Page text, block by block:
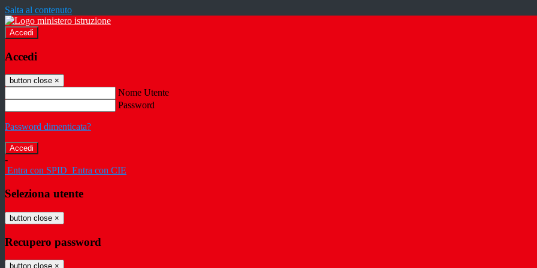
Salta al contenuto
Accedi
Accedi
button close ×
Nome Utente
Password
Password dimenticata?
-
Entra con SPID Entra con CIE
Seleziona utente
button close ×
Recupero password
button close ×